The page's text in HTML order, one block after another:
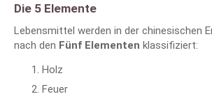
Die 5 Elemente
Lebensmittel werden in der chinesischen
nach den Fünf Elementen klassifiziert:
Holz
Feuer